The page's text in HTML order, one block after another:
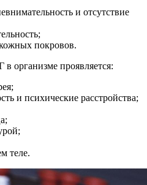
и отсутствие
покровов.
организме проявляется:
и психические расстройства;
теле.